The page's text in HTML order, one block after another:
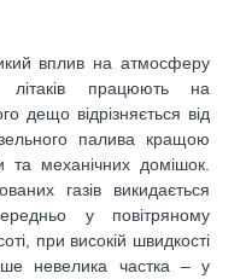
вплив на атмосферу
літаків працюють на
дещо відрізняється від
палива кращою
механічних домішок.
газів викидається
у повітряному
при високій швидкості
невелика частка – у